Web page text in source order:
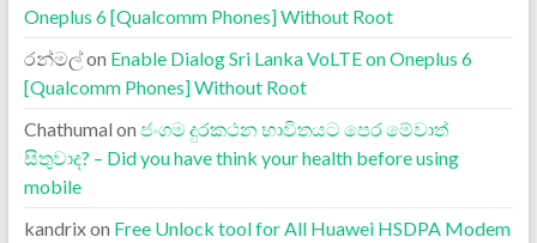
Oneplus 6 [Qualcomm Phones] Without Root
රන්මල්on Enable Dialog Sri Lanka VoLTE on Oneplus 6
[Qualcomm Phones] Without Root
Chathumal on ජංගම දුරකථන භාවිතයට පෙර මේවාත්
සිතුවාද? – Did you have think your health before using
mobile
kandrixon Free Unlock tool for All Huawei HSDPA Modem